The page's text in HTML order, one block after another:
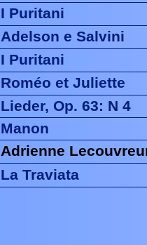
I Puritani
Adelson e Salvini
I Puritani
Roméo et Juliette
Lieder, Op. 63: N 4
Manon
Adrienne
La Traviata